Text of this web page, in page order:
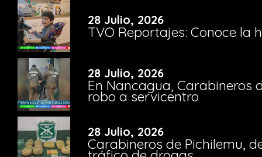
28 Julio, 2026
TVO Reportajes: Conoce la
28 Julio, 2026
En Nancagua, Carabineros
robo a servicentro
28 Julio, 2026
Carabineros de Pichilemu,